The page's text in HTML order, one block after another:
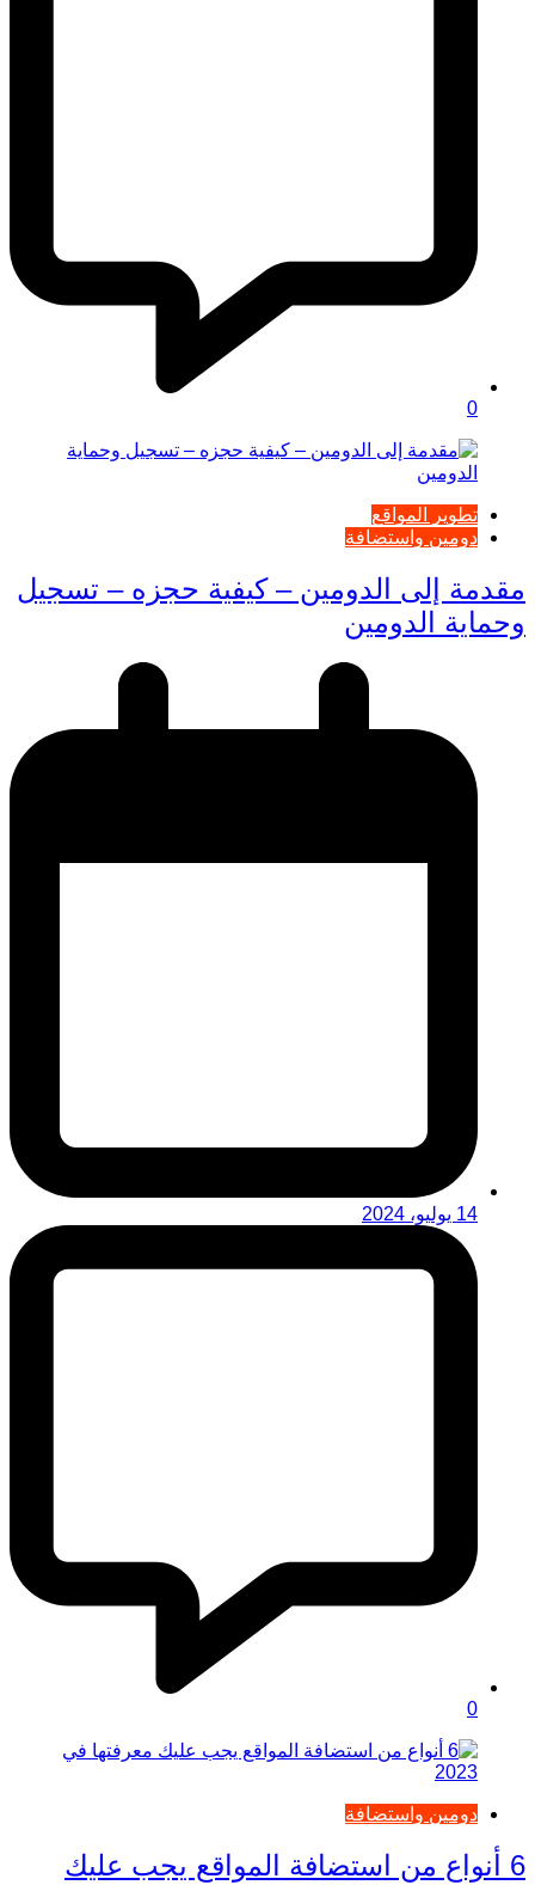
0
تطوير المواقع
دومين واستضافة
مقدمة إلى الدومين – كيفية حجزه – تسجيل
وحماية الدومين
14 يوليو، 2024
0
دومين واستضافة
6 أنواع من استضافة المواقع يجب عليك